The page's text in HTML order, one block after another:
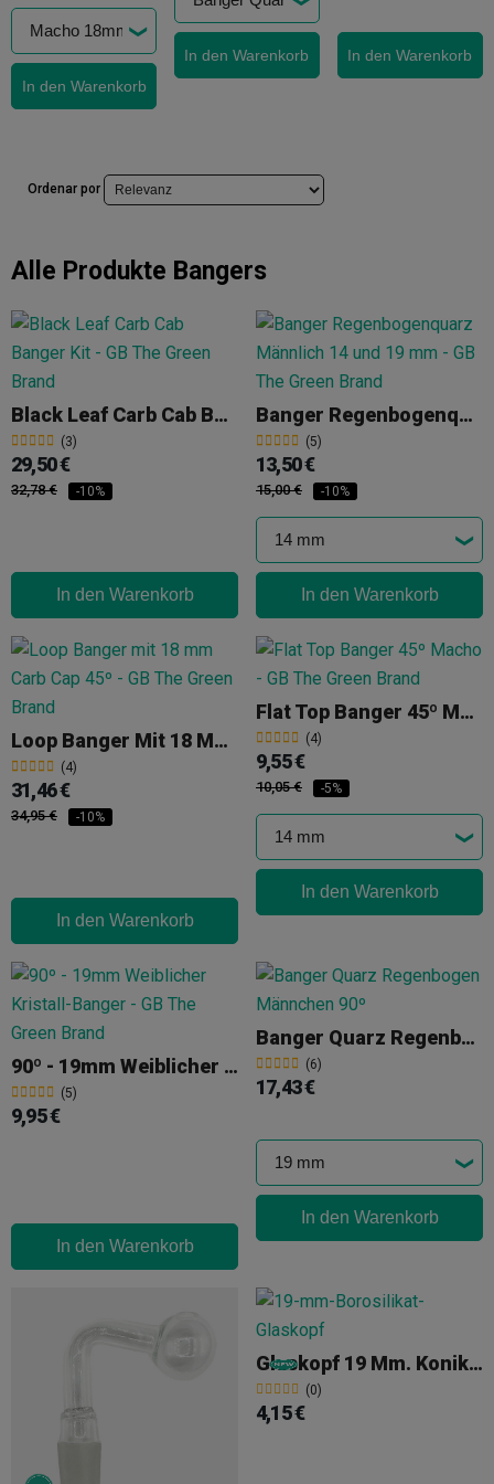
In den Warenkorb
In den Warenkorb In den Warenkorb
Ordenar por
Alle Produkte Bangers
Black Leaf Carb Cab Banger Kit
(3)
29,50 €
32,78 € -10%
In den Warenkorb
Banger Regenbogenquarz Männlich 45º
(5)
13,50 €
15,00 € -10%
In den Warenkorb
Loop Banger Mit 18 Mm Carb Cap 90º
(4)
31,46 €
34,95 € -10%
In den Warenkorb
Flat Top Banger 45º Macho
(4)
9,55 €
10,05 € -5%
In den Warenkorb
90º - 19mm Weiblicher Kristall-Banger
(5)
9,95 €
In den Warenkorb
Banger Quarz Regenbogen Männchen 90º
(6)
17,43 €
In den Warenkorb
Glaskopf 19 Mm. Konik Männlich
(0)
4,15 €